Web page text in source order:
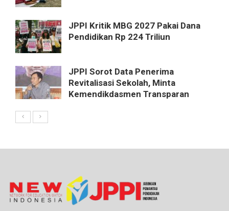
JPPI Kritik MBG 2027 Pakai Dana
Pendidikan Rp 224 Triliun
JPPI Sorot Data Penerima
Revitalisasi Sekolah, Minta
Kemendikdasmen Transparan